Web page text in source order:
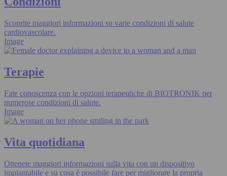
Scoprite maggiori informazioni su varie condizioni di salute
cardiovascolare.
Image
Terapie
Fate conoscenza con le opzioni terapeutiche di BIOTRONIK per
numerose condizioni di salute.
Image
Vita quotidiana
Ottenete maggiori informazioni sulla vita con un dispositivo
impiantabile e su cosa è possibile fare per migliorare la propria